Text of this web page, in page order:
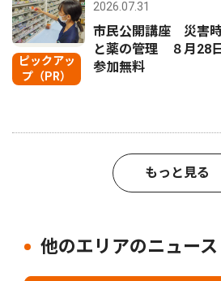
ピックアッ
プ（PR）
2026.07.31
市民公開講座 災害
と薬の管理 ８月28
参加無料
もっと見る
他のエリアのニュース